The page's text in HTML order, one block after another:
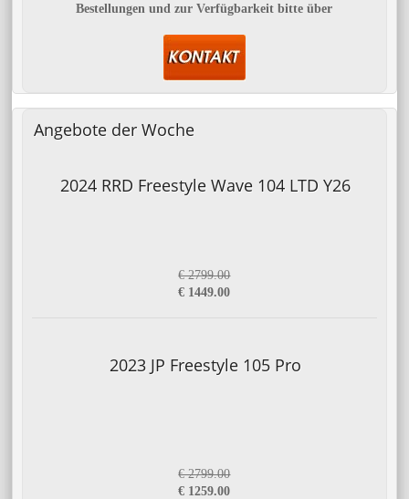
Bestellungen und zur Verfügbarkeit bitte über
Angebote der Woche
2024 RRD Freestyle Wave 104 LTD Y26
€ 2799.00
€ 1449.00
2023 JP Freestyle 105 Pro
€ 2799.00
€ 1259.00